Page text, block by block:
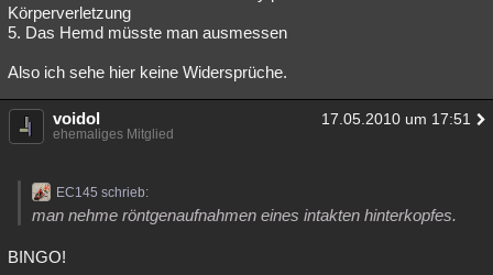
Körperverletzung
5. Das Hemd müsste man ausmessen
Also ich sehe hier keine Widersprüche.
voidol 17.05.2010 um 17:51
ehemaliges Mitglied
EC145 schrieb:
man nehme röntgenaufnahmen eines intakten hinterkopfes.
BINGO!